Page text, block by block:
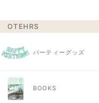
OTEHRS
パーティーグッズ
BOOKS